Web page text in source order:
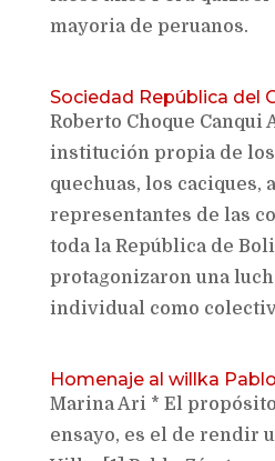
mayoria de peruanos.
Sociedad República del
Roberto Choque Canqui
institución propia de los
quechuas, los caciques,
representantes de las
toda la República de
protagonizaron una
individual como
Homenaje al willka
Marina Ari * El
ensayo, es el de rendir